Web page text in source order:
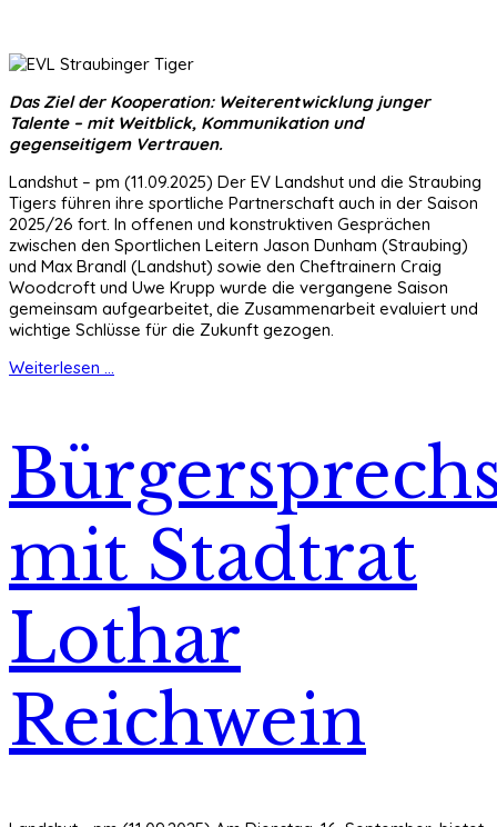
Das Ziel der Kooperation: Weiterentwicklung junger
Talente – mit Weitblick, Kommunikation und
gegenseitigem Vertrauen.
Landshut – pm (11.09.2025) Der EV Landshut und die Straubing
Tigers führen ihre sportliche Partnerschaft auch in der Saison
2025/26 fort. In offenen und konstruktiven Gesprächen
zwischen den Sportlichen Leitern Jason Dunham (Straubing)
und Max Brandl (Landshut) sowie den Cheftrainern Craig
Woodcroft und Uwe Krupp wurde die vergangene Saison
gemeinsam aufgearbeitet, die Zusammenarbeit evaluiert und
wichtige Schlüsse für die Zukunft gezogen.
Weiterlesen ...
mit Stadtrat
Lothar
Reichwein